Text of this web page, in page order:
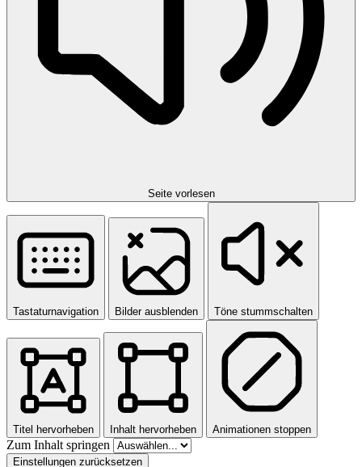
Seite vorlesen
Tastaturnavigation Bilder ausblenden Töne stummschalten
Titel hervorheben Inhalt hervorheben Animationen stoppen
Zum Inhalt springen
Einstellungen zurücksetzen